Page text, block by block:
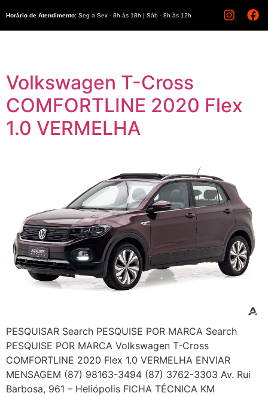
Horário de Atendimento: Seg a Sex - 8h às 18h | Sáb - 8h às 12h
Volkswagen T-Cross
COMFORTLINE 2020 Flex
1.0 VERMELHA
PESQUISAR Search PESQUISE POR MARCA Search
PESQUISE POR MARCA Volkswagen T-Cross
COMFORTLINE 2020 Flex 1.0 VERMELHA ENVIAR
MENSAGEM (87) 98163-3494 (87) 3762-3303 Av. Rui
Barbosa, 961 – Heliópolis FICHA TÉCNICA KM